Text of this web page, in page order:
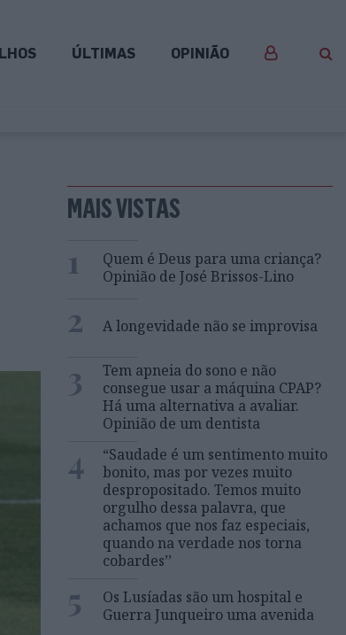
ÚLTIMAS OPINIÃO
MAIS VISTAS
1
Quem é Deus para uma criança?
Opinião de José Brissos-Lino
2 A longevidade não se improvisa
3
Tem apneia do sono e não
consegue usar a máquina CPAP?
Há uma alternativa a avaliar.
Opinião de um dentista
4
“Saudade é um sentimento muito
bonito, mas por vezes muito
despropositado. Temos muito
orgulho dessa palavra, que
achamos que nos faz especiais,
quando na verdade nos torna
cobardes’’
5
Os Lusíadas são um hospital e
Guerra Junqueiro uma avenida